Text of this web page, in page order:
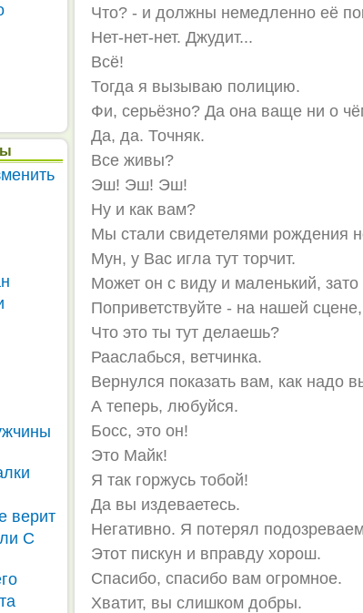
верит
С
Что? - и должны немедленно её
Нет-нет-нет. Джудит...
Всё!
Тогда я вызываю полицию.
Фи, серьёзно? Да она ваще ни о
Да, да. Точняк.
Все живы?
Эш! Эш! Эш!
Ну и как вам?
Мы стали свидетелями рождения
Мун, у Вас игла тут торчит.
Может он с виду и маленький,
Поприветствуйте - на нашей
Что это ты тут делаешь?
Рааслабься, ветчинка.
Вернулся показать вам, как надо
А теперь, любуйся.
Босс, это он!
Это Майк!
Я так горжусь тобой!
Да вы издеваетесь.
Негативно. Я потерял
Этот пискун и вправду хорош.
Спасибо, спасибо вам огромное.
Хватит, вы слишком добры.